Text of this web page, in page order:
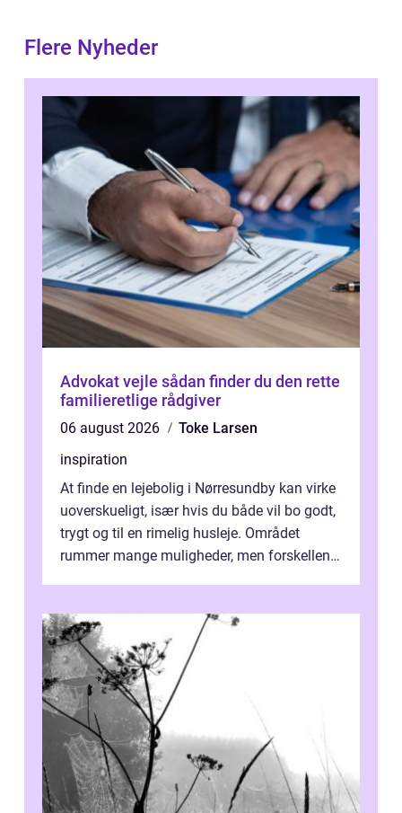
Flere Nyheder
Advokat vejle sådan finder du den rette
familieretlige rådgiver
06 august 2026
Toke Larsen
inspiration
At finde en lejebolig i Nørresundby kan virke
uoverskueligt, især hvis du både vil bo godt,
trygt og til en rimelig husleje. Området
rummer mange muligheder, men forskellene